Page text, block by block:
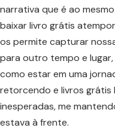
narrativa que é ao
baixar livro grátis
os permite capturar
para outro tempo e
como estar em uma
retorcendo e livros grátis
inesperadas, me
estava à frente.